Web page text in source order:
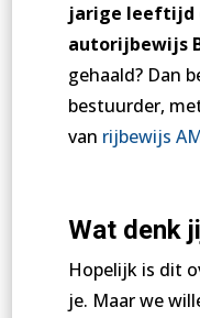
jarige leeftijd
autorijbewijs
gehaald? Dan
bestuurder,
van rijbewijs
Wat denk
Hopelijk is dit
je. Maar we